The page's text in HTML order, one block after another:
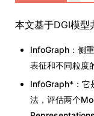
本文基于DGI模型
InfoGraph：侧
表征和不同粒度
InfoGraph*：它
法，评估两个